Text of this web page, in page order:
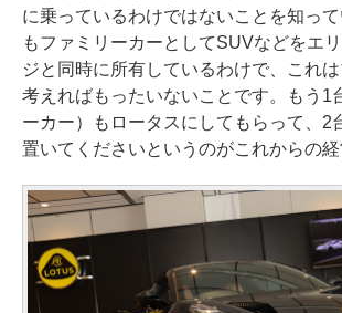
に乗っているわけではないことを知っ
もファミリーカーとしてSUVなどをエ
ジと同時に所有しているわけで、これ
考えればもったいないことです。もう1
ーカー）もロータスにしてもらって、2
置いてくださいというのがこれからの経